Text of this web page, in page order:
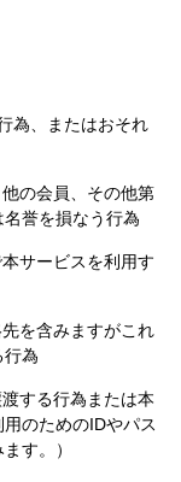
為、またはおそれ
の会員、その他第
誉を損なう行為
サービスを利用す
を含みますがこれ
行為
する行為または本
のためのIDやパス
す。）